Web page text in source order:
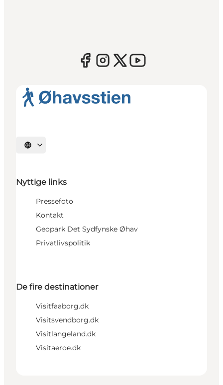
Vælg sprog
Nyttige links
Pressefoto
Kontakt
Geopark Det Sydfynske Øhav
Privatlivspolitik
De fire destinationer
Visitfaaborg.dk
Visitsvendborg.dk
Visitlangeland.dk
Visitaeroe.dk